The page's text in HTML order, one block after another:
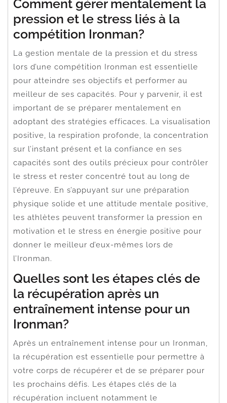
Comment gérer mentalement la
pression et le stress liés à la
compétition Ironman?
La gestion mentale de la pression et du stress
lors d’une compétition Ironman est essentielle
pour atteindre ses objectifs et performer au
meilleur de ses capacités. Pour y parvenir, il est
important de se préparer mentalement en
adoptant des stratégies efficaces. La visualisation
positive, la respiration profonde, la concentration
sur l’instant présent et la confiance en ses
capacités sont des outils précieux pour contrôler
le stress et rester concentré tout au long de
l’épreuve. En s’appuyant sur une préparation
physique solide et une attitude mentale positive,
les athlètes peuvent transformer la pression en
motivation et le stress en énergie positive pour
donner le meilleur d’eux-mêmes lors de
l’Ironman.
Quelles sont les étapes clés de
la récupération après un
entraînement intense pour un
Ironman?
Après un entraînement intense pour un Ironman,
la récupération est essentielle pour permettre à
votre corps de récupérer et de se préparer pour
les prochains défis. Les étapes clés de la
récupération incluent notamment le